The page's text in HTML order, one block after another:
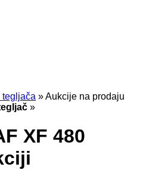
»Aukcije na prodaju
»
XF 480